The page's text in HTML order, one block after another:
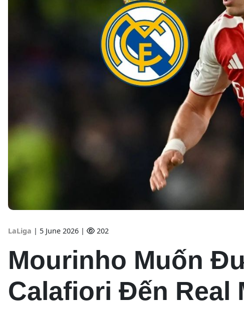
LaLiga | 5 June 2026 | 202
Mourinho Muốn
Calafiori Đến Real